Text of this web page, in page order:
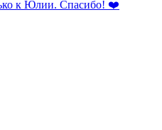
к Юлии. Спасибо! ❤️